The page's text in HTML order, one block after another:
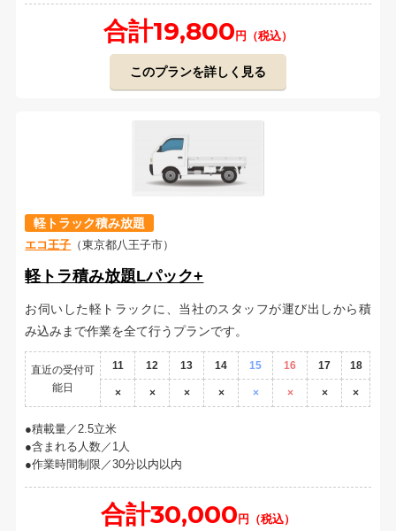
合計19,800 円（税込）
このプランを詳しく見る
軽トラック積み放題
エコ王子 （東京都八王子市）
軽トラ積み放題Lパック+
お伺いした軽トラックに、当社のスタッフが運び出しから積
み込みまで作業を全て行うプランです。
直近の受付可
能日
11 12 13 14 15 16 17 18
× × × × × × × ×
積載量／2.5立米
含まれる人数／1人
作業時間制限／30分以内以内
合計30,000 円（税込）